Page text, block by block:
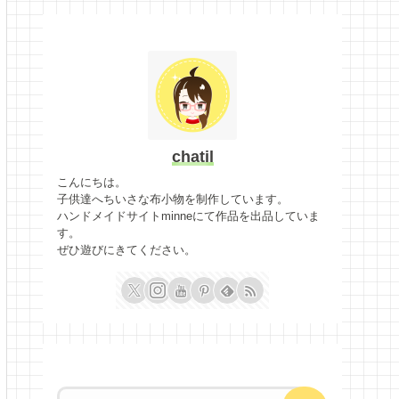
chatil
こんにちは。
子供達へちいさな布小物を制作しています。
ハンドメイドサイトminneにて作品を出品していま
す。
ぜひ遊びにきてください。